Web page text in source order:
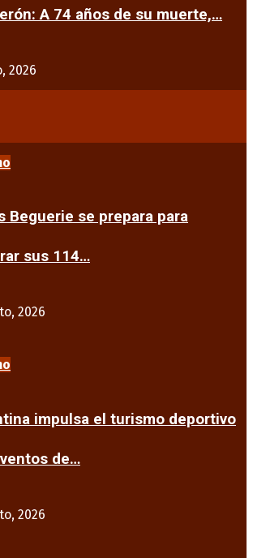
A 74 años de su muerte,…
2026
Beguerie se prepara para
sus 114…
2026
impulsa el turismo deportivo
de…
2026